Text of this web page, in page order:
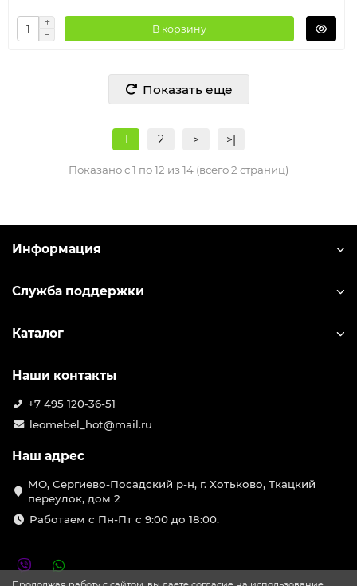
В корзину
Показать еще
1 2 > >|
Показано с 1 по 12 из 14 (всего 2 страниц)
Информация
Служба поддержки
Каталог
Наши контакты
+7 495 120-36-51
leomebel_hot@mail.ru
Наш адрес
МО, Сергиево-Посадский р-н, г. Хотьково, Ткацкий
переулок, дом 2
Работаем с Пн-Пт с 9:00 до 18:00.